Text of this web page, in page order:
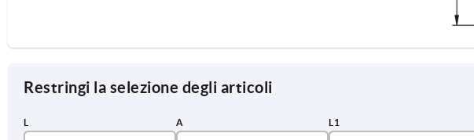
Restringi la selezione degli articoli